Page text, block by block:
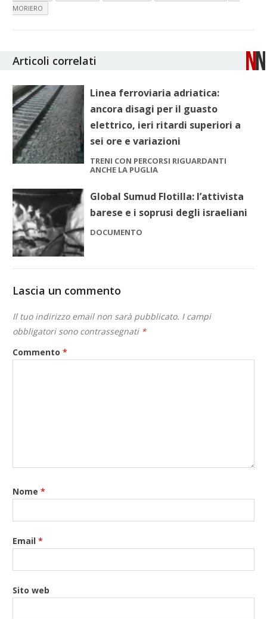
MORIERO
Articoli correlati
Linea ferroviaria adriatica:
ancora disagi per il guasto
elettrico, ieri ritardi superiori a
sei ore e variazioni
TRENI CON PERCORSI RIGUARDANTI
ANCHE LA PUGLIA
Global Sumud Flotilla: l’attivista
barese e i soprusi degli israeliani
DOCUMENTO
Lascia un commento
Il tuo indirizzo email non sarà pubblicato. I campi
obbligatori sono contrassegnati *
Commento*
Nome*
Email*
Sito web